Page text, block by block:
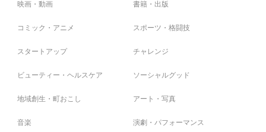
映画・動画 書籍・出版
コミック・アニメ スポーツ・格闘技
スタートアップ チャレンジ
ビューティー・ヘルスケア ソーシャルグッド
地域創生・町おこし アート・写真
音楽 演劇・パフォーマンス